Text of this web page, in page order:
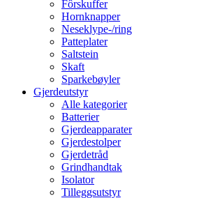
Fôrskuffer
Hornknapper
Neseklype-/ring
Patteplater
Saltstein
Skaft
Sparkebøyler
Gjerdeutstyr
Alle kategorier
Batterier
Gjerdeapparater
Gjerdestolper
Gjerdetråd
Grindhandtak
Isolator
Tilleggsutstyr